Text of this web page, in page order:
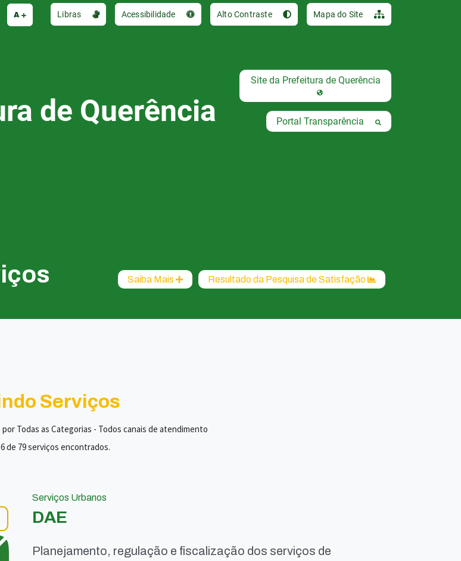
A Libras Acessibilidade Alto Contraste Mapa do Site
de Querência
Site da Prefeitura de Querência
Portal Transparência
Saiba Mais Resultado da Pesquisa de Satisfação
Serviços
Todas as Categorias - Todos canais de atendimento
de 79 serviços encontrados.
Serviços Urbanos
DAE
Planejamento, regulação e fiscalização dos serviços de